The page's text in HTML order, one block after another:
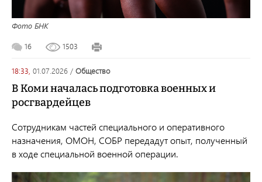
Фото БНК
16 1503
18:33, 01.07.2026 / общество
В Коми началась подготовка военных и
росгвардейцев
Сотрудникам частей специального и оперативного
назначения, ОМОН, СОБР передадут опыт, полученный
в ходе специальной военной операции.